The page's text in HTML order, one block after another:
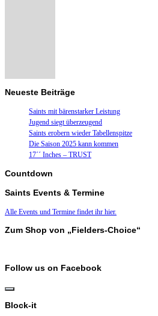
Neueste Beiträge
Saints mit bärenstarker Leistung
Jugend siegt überzeugend
Saints erobern wieder Tabellenspitze
Die Saison 2025 kann kommen
17´´ Inches – TRUST
Countdown
Saints Events & Termine
Alle Events und Termine findet ihr hier.
Zum Shop von „Fielders-Choice“
Follow us on Facebook
Block-it